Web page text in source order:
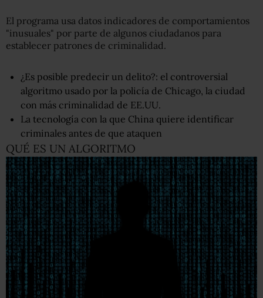
El programa usa datos indicadores de comportamientos
"inusuales" por parte de algunos ciudadanos para
establecer patrones de criminalidad.
¿Es posible predecir un delito?: el controversial
algoritmo usado por la policía de Chicago, la ciudad
con más criminalidad de EE.UU.
La tecnología con la que China quiere identificar
criminales antes de que ataquen
QUÉ ES UN ALGORITMO